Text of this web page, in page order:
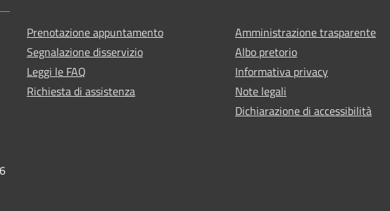
Prenotazione appuntamento
Segnalazione disservizio
Leggi le FAQ
Richiesta di assistenza
Amministrazione trasparente
Albo pretorio
Informativa privacy
Note legali
Dichiarazione di accessibilità